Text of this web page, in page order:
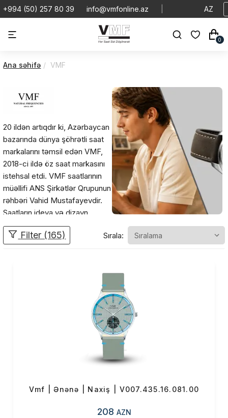
+994 (50) 257 80 39 info@vmfonline.az AZ
0
Ana səhifə VMF
20 ildən artıqdır ki, Azərbaycan
bazarında dünya şöhrətli saat
markalarını təmsil edən VMF,
2018-ci ildə öz saat markasını
istehsal etdi. VMF saatlarının
müəllifi ANS Şirkətlər Qrupunun
rəhbəri Vahid Mustafayevdir.
Saatların ideya və dizayn
həllərinin araşdırılması düz iki
ildən artıq zaman aldı. Dünyaca
cəlbedici olması üçün bir sıra
dəyişikliklər edildi. Uzun sürən
araşdırmalar nəticədə yüksək
mükəmməlliklə yekunlaşdı.
Vahid Mustafayev bu saatları
uğur yolunda ilk addımlarını
atan insanlara həsr edib. Adın
səslənməsi, yadda qalması,
Filter (165) Sırala:
Vmf | Ənənə | Naxiş | V007.435.16.081.00
208 AZN